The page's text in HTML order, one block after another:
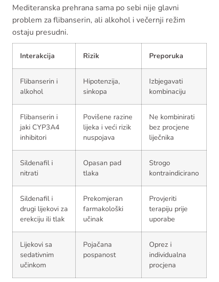
Mediteranska prehrana sama po sebi nije glavni
problem za flibanserin, ali alkohol i večernji režim
ostaju presudni.
Interakcija Rizik Preporuka
Flibanserin i
alkohol
Hipotenzija,
sinkopa
Izbjegavati
kombinaciju
Flibanserin i
jaki CYP3A4
inhibitori
Povišene razine
lijeka i veći rizik
nuspojava
Ne kombinirati
bez procjene
liječnika
Sildenafil i
nitrati
Opasan pad
tlaka
Strogo
kontraindicirano
Sildenafil i
drugi lijekovi za
erekciju ili tlak
Prekomjeran
farmakološki
učinak
Provjeriti
terapiju prije
uporabe
Lijekovi sa
sedativnim
učinkom
Pojačana
pospanost
Oprez i
individualna
procjena